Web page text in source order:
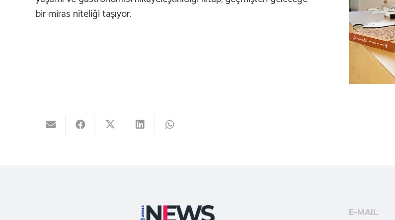
bir miras niteliği taşıyor.
E-MAIL